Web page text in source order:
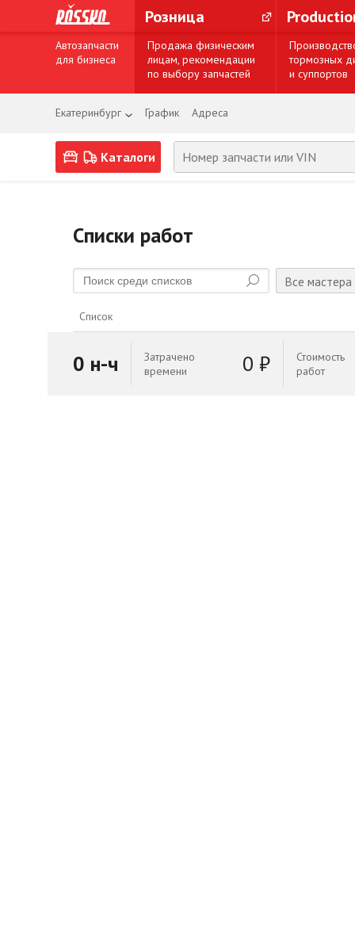
Розница
Автозапчасти
для бизнеса
Продажа физическим
лицам, рекомендации
по выбору запчастей
тормозных
и суппортов
Екатеринбург График Адреса
Каталоги
Списки работ
Все мастера
Список
0 н-ч
Затрачено
времени
0 ₽
Стоимость
работ